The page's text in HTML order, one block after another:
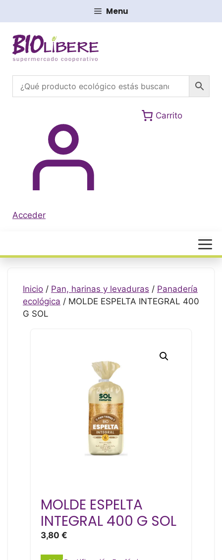
Menu
Acceder
Carrito
Menú
Inicio / Pan, harinas y levaduras / Panadería
ecológica / MOLDE ESPELTA INTEGRAL 400
G SOL
MOLDE ESPELTA
INTEGRAL 400 G SOL
3,80 €